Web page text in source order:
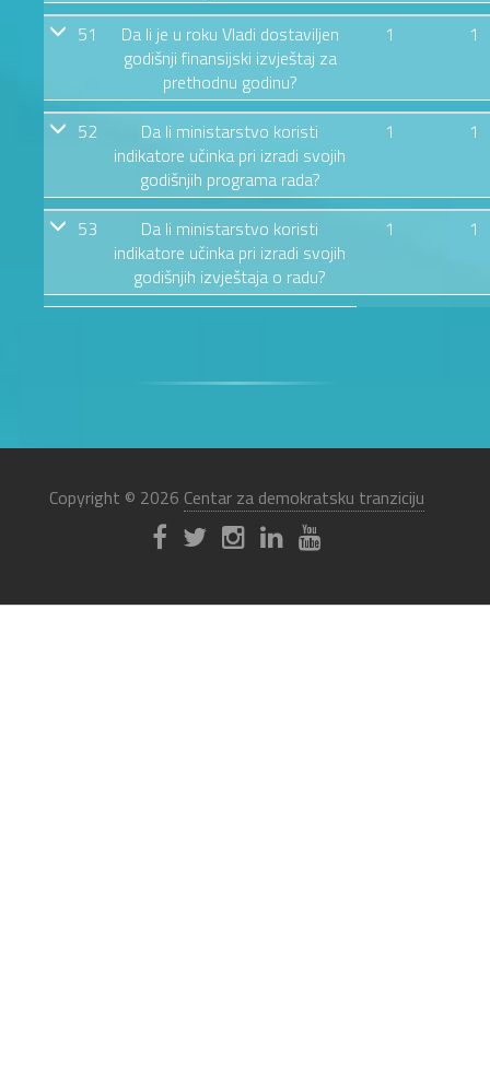
51
Da li je u roku Vladi dostaviljen
godišnji finansijski izvještaj za
prethodnu godinu?
1 1
52
Da li ministarstvo koristi
indikatore učinka pri izradi svojih
godišnjih programa rada?
1 1
53
Da li ministarstvo koristi
indikatore učinka pri izradi svojih
godišnjih izvještaja o radu?
1 1
Copyright © 2026 Centar za demokratsku tranziciju